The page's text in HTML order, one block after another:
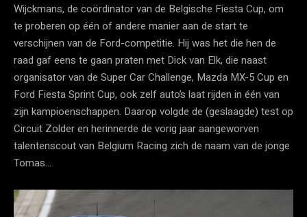
Wijckmans, de coördinator van de Belgische Fiesta Cup, om
te proberen op één of andere manier aan de start te
verschijnen van de Ford-competitie. Hij was het die hen de
raad gaf eens te gaan praten met Dick van Elk, die naast
organisator van de Super Car Challenge, Mazda MX-5 Cup en
Ford Fiesta Sprint Cup, ook zelf auto’s laat rijden in één van
zijn kampioenschappen. Daarop volgde de (geslaagde) test op
Circuit Zolder en herinnerde de vorig jaar aangeworven
talentenscout van Belgium Racing zich de naam van de jonge
Tomas…